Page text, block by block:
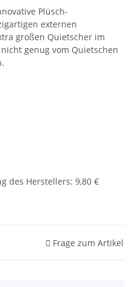
Plüsch-
externen
großen Quietscher im
genug vom Quietschen
des Herstellers: 9,80 €
Frage zum Artikel